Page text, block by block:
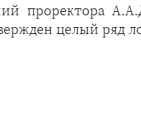
проректора
целый ряд